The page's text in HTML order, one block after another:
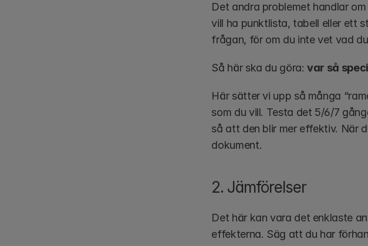
Det andra problemet handlar
vill ha punktlista, tabell eller ett
frågan, för om du inte vet vad
Så här ska du göra: var så
Här sätter vi upp så många
som du vill. Testa det 5/6/7
så att den blir mer effektiv. När
dokument.
2. Jämförelser
Det här kan vara det enklaste
effekterna. Säg att du har